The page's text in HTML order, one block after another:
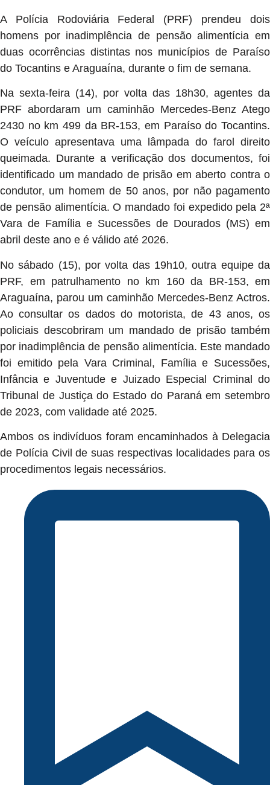
A Polícia Rodoviária Federal (PRF) prendeu dois
homens por inadimplência de pensão alimentícia em
duas ocorrências distintas nos municípios de Paraíso
do Tocantins e Araguaína, durante o fim de semana.
Na sexta-feira (14), por volta das 18h30, agentes da
PRF abordaram um caminhão Mercedes-Benz Atego
2430 no km 499 da BR-153, em Paraíso do Tocantins.
O veículo apresentava uma lâmpada do farol direito
queimada. Durante a verificação dos documentos, foi
identificado um mandado de prisão em aberto contra o
condutor, um homem de 50 anos, por não pagamento
de pensão alimentícia. O mandado foi expedido pela 2ª
Vara de Família e Sucessões de Dourados (MS) em
abril deste ano e é válido até 2026.
No sábado (15), por volta das 19h10, outra equipe da
PRF, em patrulhamento no km 160 da BR-153, em
Araguaína, parou um caminhão Mercedes-Benz Actros.
Ao consultar os dados do motorista, de 43 anos, os
policiais descobriram um mandado de prisão também
por inadimplência de pensão alimentícia. Este mandado
foi emitido pela Vara Criminal, Família e Sucessões,
Infância e Juventude e Juizado Especial Criminal do
Tribunal de Justiça do Estado do Paraná em setembro
de 2023, com validade até 2025.
Ambos os indivíduos foram encaminhados à Delegacia
de Polícia Civil de suas respectivas localidades para os
procedimentos legais necessários.